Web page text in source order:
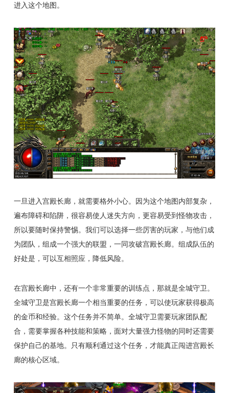
进入这个地图。
一旦进入宫殿长廊，就需要格外小心。因为这个地图内部复杂，
遍布障碍和陷阱，很容易使人迷失方向，更容易受到怪物攻击，
所以要随时保持警惕。我们可以选择一些厉害的玩家，与他们成
为团队，组成一个强大的联盟，一同攻破宫殿长廊。组成队伍的
好处是，可以互相照应，降低风险。
在宫殿长廊中，还有一个非常重要的训练点，那就是全城守卫。
全城守卫是宫殿长廊一个相当重要的任务，可以使玩家获得极高
的金币和经验。这个任务并不简单。全城守卫需要玩家团队配
合，需要掌握各种技能和策略，面对大量强力怪物的同时还需要
保护自己的基地。只有顺利通过这个任务，才能真正闯进宫殿长
廊的核心区域。